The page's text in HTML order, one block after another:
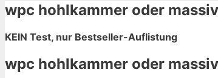
wpc hohlkammer oder
KEIN Test, nur Bestseller-Auflistung
wpc hohlkammer oder